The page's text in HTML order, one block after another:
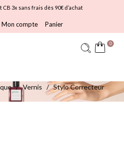
CB 3x sans frais dès 90€ d’achat
Mon compte Panier
0
/ Vernis / Stylo Correcteur